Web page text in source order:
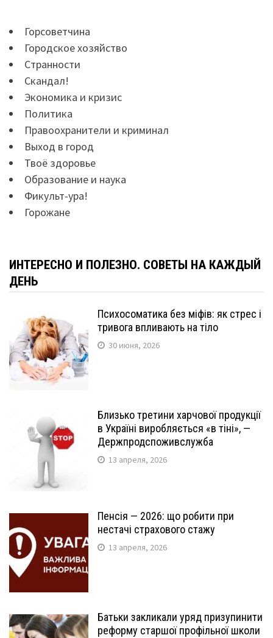
Горсоветчина
Городское хозяйство
Странности
Скандал!
Экономика и кризис
Политика
Правоохранители и криминал
Выход в город
Твоё здоровье
Образование и наука
Фикульт-ура!
Горожане
ИНТЕРЕСНО И ПОЛЕЗНО. СОВЕТЫ НА КАЖДЫЙ
ДЕНЬ
Психосоматика без міфів: як стрес і
тривога впливають на тіло
30 июня, 2026
Близько третини харчової продукції
в Україні виробляється «в тіні», —
Держпродспоживслужба
13 апреля, 2026
Пенсія — 2026: що робити при
нестачі страхового стажу
13 апреля, 2026
Батьки закликали уряд призупинити
реформу старшої профільної школи